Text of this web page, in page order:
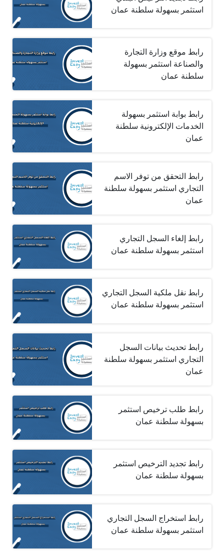
استثمر بسهولة سلطنة عمان
رابط موقع وزارة التجارة
والصناعة استثمر بسهولة
سلطنة عمان
رابط بوابة استثمر بسهولة
الخدمات الإلكترونية سلطنة
عمان
رابط التحقق من توفر الاسم
التجاري استثمر بسهولة سلطنة
عمان
رابط إلغاء السجل التجاري
استثمر بسهولة سلطنة عمان
رابط نقل ملكية السجل التجاري
استثمر بسهولة سلطنة عمان
رابط تحديث بيانات السجل
التجاري استثمر بسهولة سلطنة
عمان
رابط طلب ترخيص استثمر
بسهولة سلطنة عمان
رابط تجديد الترخيص استثمر
بسهولة سلطنة عمان
رابط استخراج السجل التجاري
استثمر بسهولة سلطنة عمان